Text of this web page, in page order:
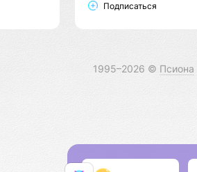
Подписаться
1995–2026 © Псиона